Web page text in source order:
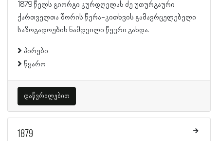
1879 წელს გიორგი კურდღელას ძე უთურგაური
ქართველთა შორის წერა-კითხვის გამავრცელებელი
საზოგადოების ნამდვილი წევრი გახდა.
პირები
წყარო
დაწვრილებით
1879